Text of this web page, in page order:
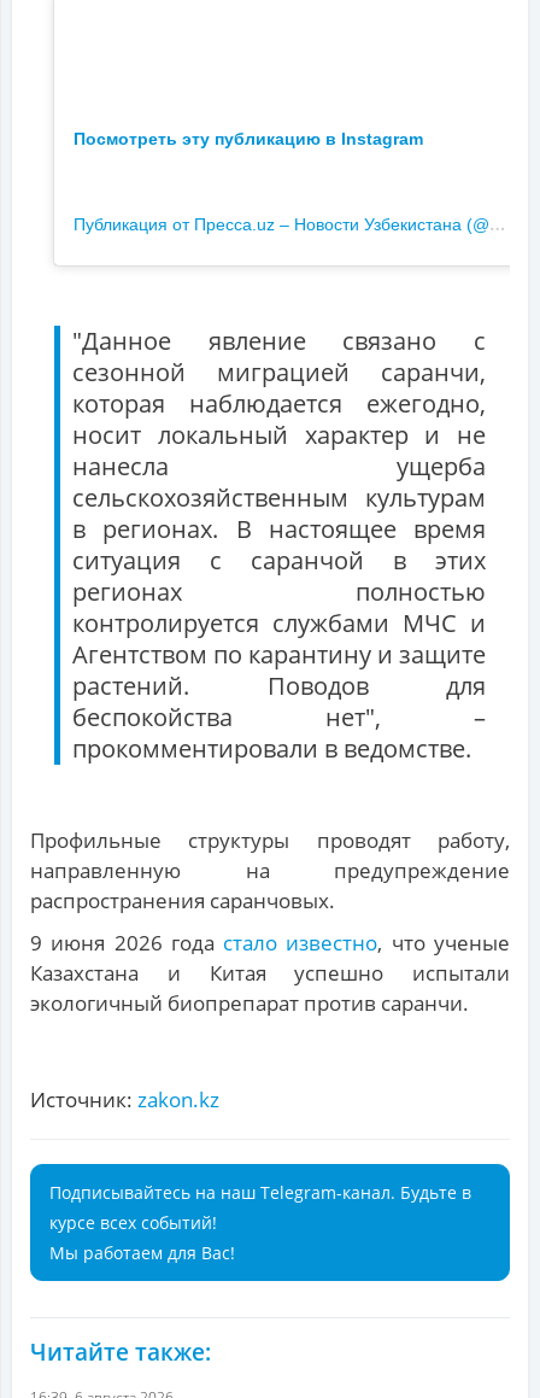
Посмотреть эту публикацию в Instagram
П
убликация от Пресса.uz – Новости Узбекистана (@pressauz)
"Данное явление связано с
сезонной миграцией саранчи,
которая наблюдается ежегодно,
носит локальный характер и не
нанесла ущерба
сельскохозяйственным культурам
в регионах. В настоящее время
ситуация с саранчой в этих
регионах полностью
контролируется службами МЧС и
Агентством по карантину и защите
растений. Поводов для
беспокойства нет", –
прокомментировали в ведомстве.
Профильные структуры проводят работу,
направленную на предупреждение
распространения саранчовых.
9 июня 2026 года стало известно, что ученые
Казахстана и Китая успешно испытали
экологичный биопрепарат против саранчи.
Источник: zakon.kz
Подписывайтесь на наш Telegram-канал. Будьте в
курсе всех событий!
Мы работаем для Вас!
Читайте также: